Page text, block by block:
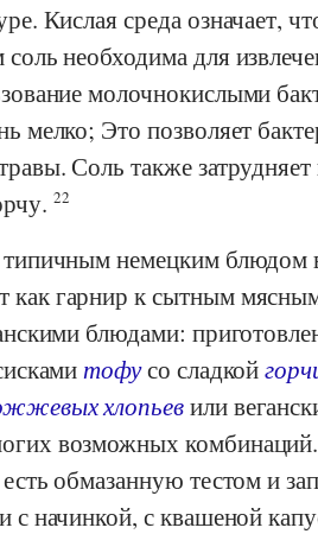
Кислая среда означает,
необходима для
молочнокислыми
мелко; Это позволяет
Соль также
22
типичным немецким блюдом
как гарнир к сытным
блюдами:
тофусо сладкой
хлопьевили
возможных
обмазанную тестом и
с начинкой, с квашеной